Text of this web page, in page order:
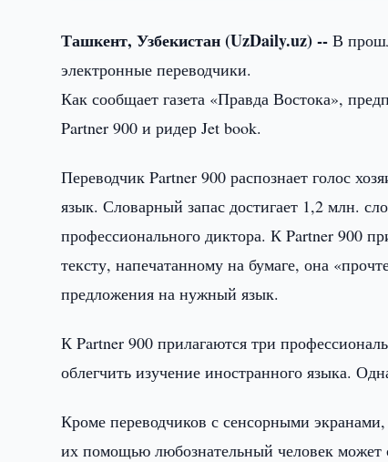
Ташкент, Узбекистан (UzDaily.uz) -- В
электронные переводчики.
Как сообщает газета «Правда Востока»,
Partner 900 и ридер Jet book.
Переводчик Partner 900 распознает голос
язык. Словарный запас достигает 1,2 млн.
профессионального диктора. К Partner 900
тексту, напечатанному на бумаге, она
предложения на нужный язык.
К Partner 900 прилагаются три
облегчить изучение иностранного языка.
Кроме переводчиков с сенсорными
их помощью любознательный человек может